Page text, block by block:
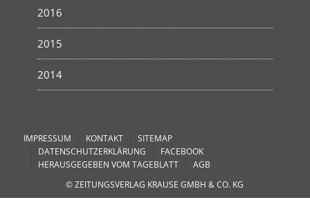
2016
2015
2014
IMPRESSUM KONTAKT
SITEMAP
DATENSCHUTZERKLÄRUNG
FACEBOOK
HERAUSGEGEBEN VOM TAGEBLATT
AGB
© ZEITUNGSVERLAG KRAUSE GMBH & CO. KG